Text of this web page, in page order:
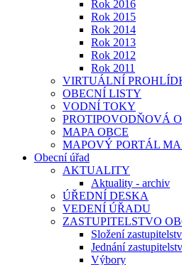
Rok 2016
Rok 2015
Rok 2014
Rok 2013
Rok 2012
Rok 2011
VIRTUÁLNÍ
OBECNÍ LISTY
VODNÍ TOKY
PROTIPOVODŇOVÁ
MAPA OBCE
MAPOVÝ PORTÁL
Obecní úřad
AKTUALITY
Aktuality - archiv
ÚŘEDNÍ DESKA
VEDENÍ ÚŘADU
ZASTUPITELSTVO
Složení
Jednání
Výbory